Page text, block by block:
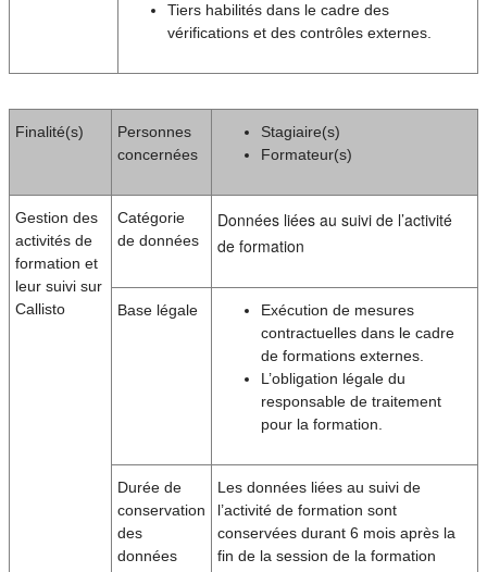
Tiers habilités dans le cadre des
vérifications et des contrôles externes.
Finalité(s)
Personnes
concernées
Stagiaire(s)
Formateur(s)
Gestion des
activités de
formation et
leur suivi sur
Callisto
Catégorie
de données
Données liées au suivi de l’activité
de formation
Base légale
Exécution de mesures
contractuelles dans le cadre
de formations externes.
L’obligation légale du
responsable de traitement
pour la formation.
Durée de
conservation
des
données
Les données liées au suivi de
l’activité de formation sont
conservées durant 6 mois après la
fin de la session de la formation